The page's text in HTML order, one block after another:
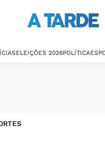
ELEIÇÕES 2026POLÍTICA